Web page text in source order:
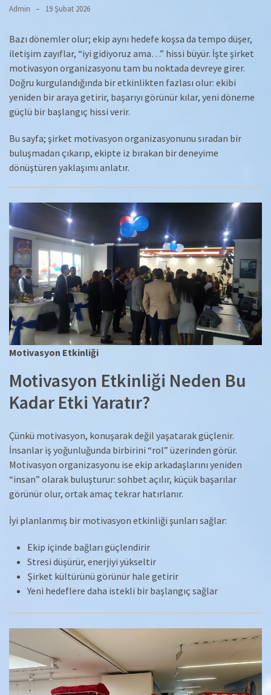
Admin 19 Şubat 2026
Bazı dönemler olur; ekip aynı hedefe koşsa da tempo düşer,
iletişim zayıflar, “iyi gidiyoruz ama…” hissi büyür. İşte şirket
motivasyon organizasyonu tam bu noktada devreye girer.
Doğru kurgulandığında bir etkinlikten fazlası olur: ekibi
yeniden bir araya getirir, başarıyı görünür kılar, yeni döneme
güçlü bir başlangıç hissi verir.
Bu sayfa; şirket motivasyon organizasyonunu sıradan bir
buluşmadan çıkarıp, ekipte iz bırakan bir deneyime
dönüştüren yaklaşımı anlatır.
Motivasyon Etkinliği
Motivasyon Etkinliği Neden Bu
Kadar Etki Yaratır?
Çünkü motivasyon, konuşarak değil yaşatarak güçlenir.
İnsanlar iş yoğunluğunda birbirini “rol” üzerinden görür.
Motivasyon organizasyonu ise ekip arkadaşlarını yeniden
“insan” olarak buluşturur: sohbet açılır, küçük başarılar
görünür olur, ortak amaç tekrar hatırlanır.
İyi planlanmış bir motivasyon etkinliği şunları sağlar:
Ekip içinde bağları güçlendirir
Stresi düşürür, enerjiyi yükseltir
Şirket kültürünü görünür hale getirir
Yeni hedeflere daha istekli bir başlangıç sağlar